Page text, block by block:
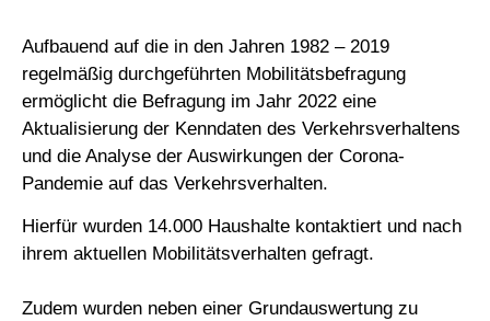
Aufbauend auf die in den Jahren 1982 – 2019
regelmäßig durchgeführten Mobilitätsbefragung
ermöglicht die Befragung im Jahr 2022 eine
Aktualisierung der Kenndaten des Verkehrsverhaltens
und die Analyse der Auswirkungen der Corona-
Pandemie auf das Verkehrsverhalten.
Hierfür wurden 14.000 Haushalte kontaktiert und nach
ihrem aktuellen Mobilitätsverhalten gefragt.
Zudem wurden neben einer Grundauswertung zu